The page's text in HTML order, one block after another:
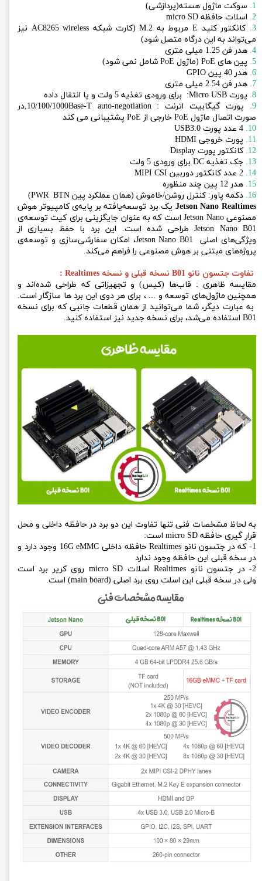
1. سوکت ماژول هسته(پردازشی)
2. اسلات حافظه micro SD
3.
کانکتور کلید E مربوط به M.2 (کارت شبکه AC8265 wireless نیز
می‌تواند به این درگاه متصل شود)
4. هدر فن 1.25 میلی متری
5. پین های PoE (ماژول PoE شامل نمی شود)
6. هدر 40 پین GPIO
7. هدر فن 2.54 میلی متری
8. پورت Micro USB: برای ورودی تغذیه 5 ولت و یا انتقال داده
9.
پورت گیگابیت اترنت : 10/100/1000Base-T auto-negotiation,در
صورت اتصال ماژول PoE خارجی از PoE پشتیبانی می کند
10.
11. پورت خروجی HDMI
12. کانکتور پورت Display
13. جک تغذیه DC برای ورودی 5 ولت
14.
15. هدر 12 پین چند منظوره
16. دکمه پاور: کنترل روشن/خاموش (همان عملکرد پین PWR BTN)
Jetson Nano Realtimes یک برد توسعه‌یافته بر پایه‌ی کامپیوتر هوش
مصنوعی Jetson Nano است که به عنوان جایگزینی برای کیت توسعه‌ی
Jetson Nano B01 طراحی شده است. این برد با حفظ بسیاری از
ویژگی‌های اصلی Jetson Nano B01، امکان سفارشی‌سازی و توسعه‌ی
پروژه‌های مبتنی بر هوش مصنوعی را فراهم می‌کند.
تفاوت جتسون نانو B01 نسخه قبلی و نسخه Realtimes :
مقایسه ظاهری : قاب‌ها (کیس) و تجهیزاتی که طراحی شده‌اند و
همچنین ماژول‌های توسعه و ... ، برای هر دوی این برد ها سازگار است.
به عبارت دیگر، شما می‌توانید از همان قطعات جانبی که برای نسخه
B01 استفاده می‌شد، برای نسخه جدید نیز استفاده کنید.
به لحاظ مشخصات فنی تنها تفاوت این دو برد در حافظه داخلی و محل
قرار گیری حافظه micro SD است:
1- که در جتسون نانو Realtimes حافظه داخلی 16G eMMC وجود دارد و
در سخه قبلی این حافظه وجود ندارد
2- در جتسون نانو Realtimes اسلات micro SD روی کریر برد است
ولی در سخه قبلی این اسلت روی برد اصلی (main board) است.